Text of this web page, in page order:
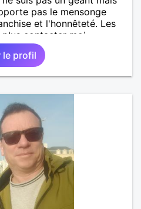
pas le mensonge
et l'honnêteté. Les
contacter moi.
le profil